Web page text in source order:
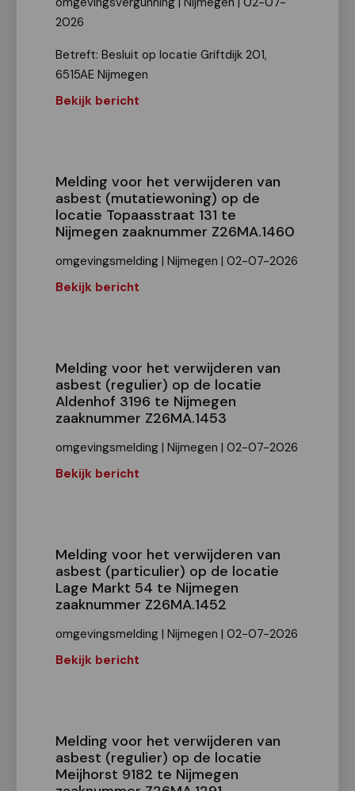
2026
Betreft: Besluit op locatie Griftdijk 201,
6515AE Nijmegen
Bekijk bericht
Melding voor het verwijderen van
asbest (mutatiewoning) op de
locatie Topaasstraat 131 te
Nijmegen zaaknummer Z26MA.1460
omgevingsmelding | Nijmegen | 02-07-2026
Bekijk bericht
Melding voor het verwijderen van
asbest (regulier) op de locatie
Aldenhof 3196 te Nijmegen
zaaknummer Z26MA.1453
omgevingsmelding | Nijmegen | 02-07-2026
Bekijk bericht
Melding voor het verwijderen van
asbest (particulier) op de locatie
Lage Markt 54 te Nijmegen
zaaknummer Z26MA.1452
omgevingsmelding | Nijmegen | 02-07-2026
Bekijk bericht
Melding voor het verwijderen van
asbest (regulier) op de locatie
Meijhorst 9182 te Nijmegen